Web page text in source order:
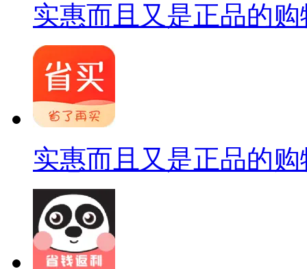
实惠而且又是正品的
实惠而且又是正品的